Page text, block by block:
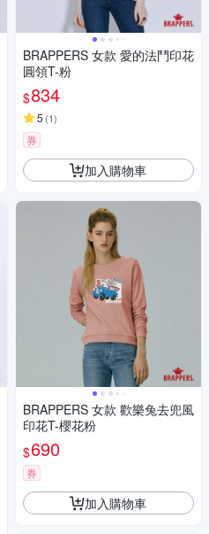
BRAPPERS 女款 愛的法鬥印花
圓領T-粉
$834
5 (1)
券
加入購物車
BRAPPERS 女款 歡樂兔去兜風
印花T-櫻花粉
$690
券
加入購物車